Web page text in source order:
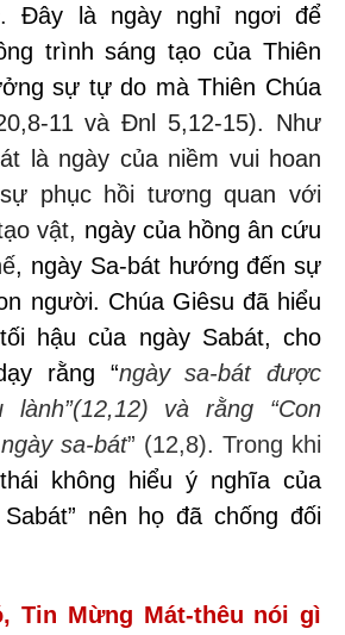
Đây là ngày nghỉ ngơiđể
trình sáng tạo của Thiên
sự tự do mà Thiên Chúa
,8-11 và Đnl 5,12-15). Như
là ngày của niềm vui hoan
phục hồi tương quan với
vật, ngày của hồng ân cứu
, ngày Sa-bát hướng đến sự
người. Chúa Giêsu đã hiểu
hậu của ngày Sabát, cho
rằng “ngày sa-bát được
lành”(12,12) và rằng “Con
sa-bát” (12,8). Trong khi
không hiểu ý nghĩa của
nên họ đã chống đối
Tin Mừng Mát-thêu nói gì